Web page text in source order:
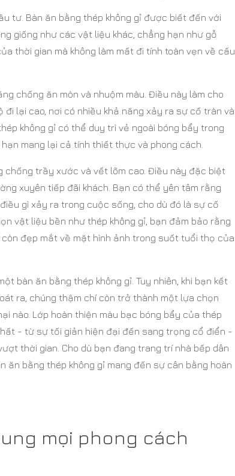
tư. Bàn ăn bằng thép không gỉ được biết đến với
giống như các vật liệu khác, chẳng hạn như gỗ
thời gian mà không làm mất đi tính toàn vẹn về cấu
chống ăn mòn và nhuộm màu. Điều này làm cho
lại cao, nơi có nhiều khả năng xảy ra sự cố tràn và
không gỉ có thể duy trì vẻ ngoài bóng bẩy trong
mang lại cả tính thiết thực và phong cách.
chống trầy xước và vết lõm cao. Điều này đặc biệt
xuyên tiếp đãi khách. Bạn có thể yên tâm rằng
gì xảy ra trong cuộc sống, cho dù đó là sự cố
vật liệu bền như thép không gỉ, bạn đảm bảo rằng
đẹp mắt về mặt hình ảnh trong suốt tuổi thọ của
bàn ăn bằng thép không gỉ. Tuy nhiên, khi bạn kết
ra, chúng thậm chí còn trở thành một lựa chọn
nào. Lớp hoàn thiện màu bạc bóng bẩy của thép
- từ sự tối giản hiện đại đến sang trọng cổ điển -
thời gian. Cho dù bạn đang trang trí nhà bếp dân
ăn bằng thép không gỉ mang đến sự cân bằng hoàn
mọi phong cách